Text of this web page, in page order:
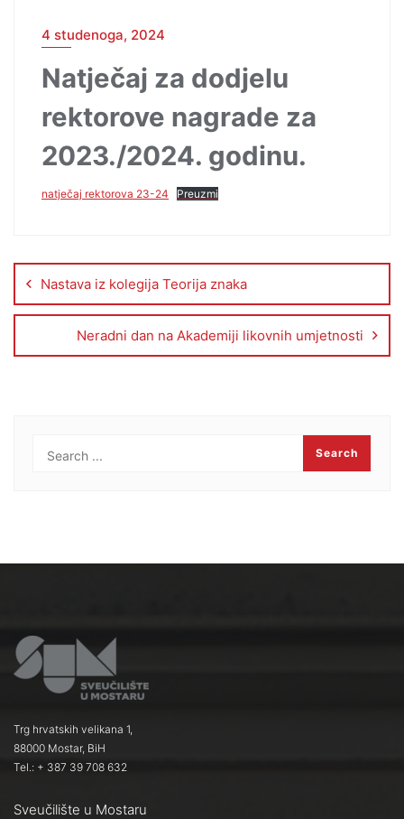
4 studenoga, 2024
Natječaj za dodjelu
rektorove nagrade za
2023./2024. godinu.
natječaj rektorova 23-24 Preuzmi
Nastava iz kolegija Teorija znaka
Neradni dan na Akademiji likovnih umjetnosti
Trg hrvatskih velikana 1,
88000 Mostar, BiH
Tel.: + 387 39 708 632
Sveučilište u Mostaru